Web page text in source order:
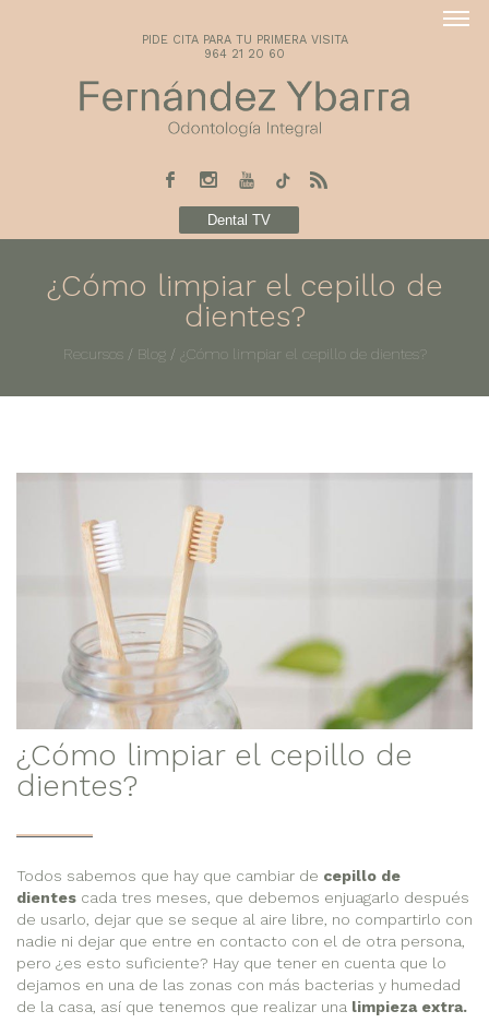
PIDE CITA PARA TU PRIMERA VISITA
964 21 20 60
Dental TV
¿Cómo limpiar el cepillo de
dientes?
Recursos/ Blog/ ¿Cómo limpiar el cepillo de dientes?
¿Cómo limpiar el cepillo de
dientes?
Todos sabemos que hay que cambiar de cepillo de
dientes cada tres meses, que debemos enjuagarlo después
de usarlo, dejar que se seque al aire libre, no compartirlo con
nadie ni dejar que entre en contacto con el de otra persona,
pero ¿es esto suficiente? Hay que tener en cuenta que lo
dejamos en una de las zonas con más bacterias y humedad
de la casa, así que tenemos que realizar una limpieza extra.